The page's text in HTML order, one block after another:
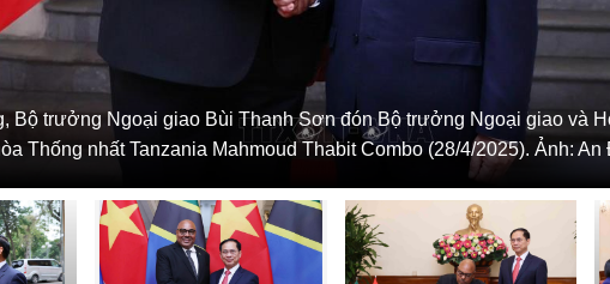
Bộ trưởng Ngoại giao Bùi Thanh Sơn đón Bộ trưởng Ngoại giao và
Thống nhất Tanzania Mahmoud Thabit Combo (28/4/2025). Ảnh: An